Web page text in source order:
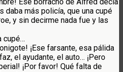
daba más policía, que una cupé
y sin decirme nada fue y las
cupé…
¡Ese farsante, esa pálida
el ayudante, el auto… ¡Pero
¡Por favor! Qué falta de